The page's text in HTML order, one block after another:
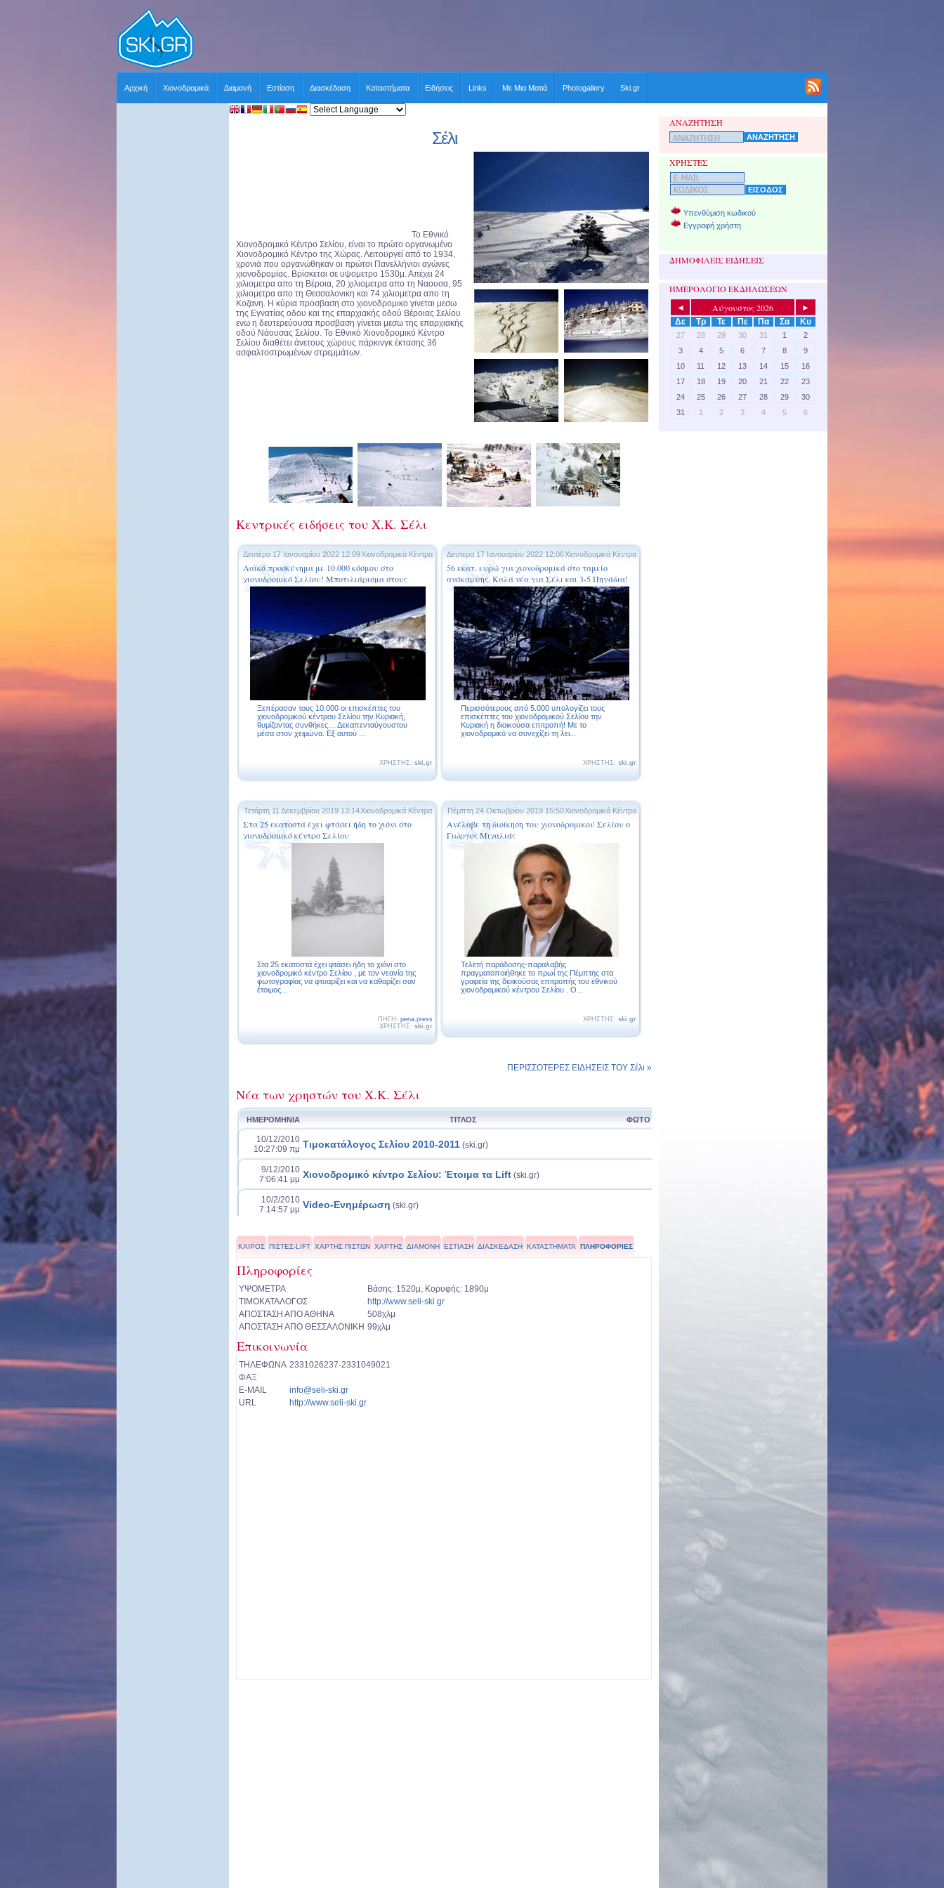
Αρχική Χιονοδρομικά Διαμονή Εστίαση Διασκέδαση Καταστήματα Ειδήσεις Links Με Μια Ματιά Photogallery Ski.gr
Σέλι
Το Εθνικό
Χιονοδρομικό Κέντρο Σελίου, είναι το πρώτο οργανωμένο
Χιονοδρομικό Κέντρο της Χώρας. Λειτουργεί από το 1934,
χρονιά που οργανώθηκαν οι πρώτοι Πανελλήνιοι αγώνες
χιονοδρομίας. Βρίσκεται σε υψομετρο 1530μ. Απέχει 24
χιλιομετρα απο τη Βέροια, 20 χιλιομετρα απο τη Ναουσα, 95
χιλιομετρα απο τη Θεσσαλονικη και 74 χιλιομετρα απο τη
Κοζανη. Η κύρια προσβαση στο χιονοδρομικο γινεται μεσω
της Εγνατίας οδου και της επαρχιακής οδού Βέροιας Σελίου
ενω η δευτερεύουσα προσβαση γίνεται μεσω της επαρχιακής
οδού Νάουσας Σελίου. Το Εθνικό Χιονοδρομικό Κέντρο
Σελίου διαθέτει άνετους χώρους πάρκινγκ έκτασης 36
ασφαλτοστρωμένων στρεμμάτων.
Κεντρικές ειδήσεις του Χ.Κ. Σέλι
Δευτέρα 17 Ιανουαρίου 2022 12:09Χιονοδρομικά Κέντρα
Λαϊκό προσκύνημα με 10.000 κόσμου στο
χιονοδρομικό Σελίου! Μποτιλιάρισμα στους
δρόμους
Ξεπέρασαν τους 10.000 οι επισκέπτες του
χιονοδρομικού κέντρου Σελίου την Κυριακή,
θυμίζοντας συνθήκες… Δεκαπενταύγουστου
μέσα στον χειμώνα. Εξ αυτού ...
ΧΡΗΣΤΗΣ: ski.gr
Δευτέρα 17 Ιανουαρίου 2022 12:06Χιονοδρομικά Κέντρα
56 εκατ. ευρώ για χιονοδρομικά στο ταμείο
ανάκαμψης. Καλά νέα για Σέλι και 3-5 Πηγάδια!
Περισσότερους από 5.000 υπολογίζει τους
επισκέπτες του χιονοδρομικού Σελίου την
Κυριακή η διοικούσα επιτροπή! Με το
χιονοδρομικό να συνεχίζει τη λει...
ΧΡΗΣΤΗΣ: ski.gr
Τετάρτη 11 Δεκεμβρίου 2019 13:14Χιονοδρομικά Κέντρα
Στα 25 εκατοστά έχει φτάσει ήδη το χιόνι στο
χιονοδρομικό κέντρο Σελίου
Στα 25 εκατοστά έχει φτάσει ήδη το χιόνι στο
χιονοδρομικό κέντρο Σελίου , με τον νεανία της
φωτογραφίας να φτυαρίζει και να καθαρίζει σαν
έτοιμος...
ΠΗΓΗ: pena.press
ΧΡΗΣΤΗΣ: ski.gr
Πέμπτη 24 Οκτωβρίου 2019 15:50Χιονοδρομικά Κέντρα
Ανέλαβε τη διοίκηση του χιονοδρομικού Σελίου ο
Γιώργος Μιχαλιάς
Τελετή παράδοσης-παραλαβής
πραγματοποιήθηκε το πρωί της Πέμπτης στα
γραφεία της διοικούσας επιτροπής του εθνικού
χιονοδρομικού κέντρου Σελίου . Ο...
ΧΡΗΣΤΗΣ: ski.gr
ΠΕΡΙΣΣΟΤΕΡΕΣ ΕΙΔΗΣΕΙΣ ΤΟΥ Σέλι »
Νέα των χρηστών του Χ.Κ. Σέλι
ΗΜΕΡΟΜΗΝΙΑ ΤΙΤΛΟΣ ΦΩΤΟ
10/12/2010
10:27:09 πμ Τιμοκατάλογος Σελίου 2010-2011 (ski.gr)
9/12/2010
7:06:41 μμ Χιονοδρομικό κέντρο Σελίου: Έτοιμα τα Lift (ski.gr)
10/2/2010
7:14:57 μμ Video-Ενημέρωση (ski.gr)
ΚΑΙΡΟΣ ΠΙΣΤΕΣ-LIFT ΧΑΡΤΗΣ ΠΙΣΤΩΝ ΧΑΡΤΗΣ ΔΙΑΜΟΝΗ ΕΣΤΙΑΣΗ ΔΙΑΣΚΕΔΑΣΗ ΚΑΤΑΣΤΗΜΑΤΑ ΠΛΗΡΟΦΟΡΙΕΣ
Πληροφορίες
ΥΨΟΜΕΤΡΑ
Βάσης: 1520μ, Κορυφής: 1890μ
ΤΙΜΟΚΑΤΑΛΟΓΟΣ
http://www.seli-ski.gr
ΑΠΟΣΤΑΣΗ ΑΠΟ ΑΘΗΝΑ
508χλμ
ΑΠΟΣΤΑΣΗ ΑΠΟ ΘΕΣΣΑΛΟΝΙΚΗ 99χλμ
Επικοινωνία
ΤΗΛΕΦΩΝΑ 2331026237-2331049021
ΦΑΞ
E-MAIL
info@seli-ski.gr
URL
http://www.seli-ski.gr
ΑΝΑΖΗΤΗΣΗ
ΧΡΗΣΤΕΣ
Υπενθύμιση κωδικού
Εγγραφή χρήστη
ΔΗΜΟΦΙΛΕΙΣ ΕΙΔΗΣΕΙΣ
ΗΜΕΡΟΛΟΓΙΟ ΕΚΔΗΛΩΣΕΩΝ
◄ Αύγουστος 2026
►
Δε
Τρ Τε Πε Πα Σα Κυ
27 28 29 30 31 1
2
3
4 5 6 7 8
9
10
11 12 13 14 15
16
17
18 19 20 21 22
23
24
25 26 27 28 29
30
31
1 2 3 4 5 6